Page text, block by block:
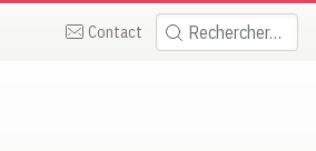
Contact Rechercher: